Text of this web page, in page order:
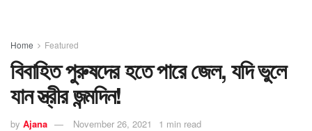
Home Featured
বিবাহিত পুরুষদের হতে পারে জেল, যদি ভুলে
যান স্ত্রীর জন্মদিন!
by Ajana November 26, 2021 1 min read